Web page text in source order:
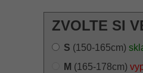
ZVOLTE SI
S (150-165cm)
M (165-178cm)